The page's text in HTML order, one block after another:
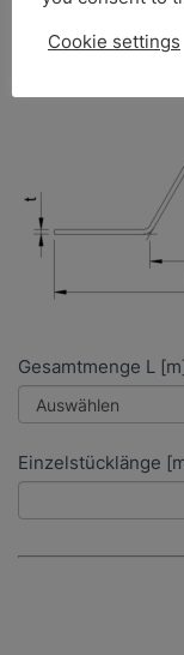
Gesamtmenge L
Einzelstücklänge
Cookie settings